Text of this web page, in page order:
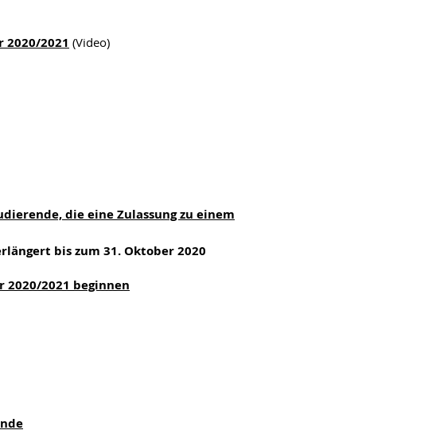
2021 (Video)
die eine Zulassung zu einem
bis zum 31. Oktober 2020
2021 beginnen